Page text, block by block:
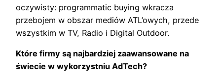
oczywisty: programmatic buying wkracza
przebojem w obszar mediów ATL’owych, przede
wszystkim w TV, Radio i Digital Outdoor.
Które firmy są najbardziej zaawansowane na
świecie w wykorzystniu AdTech?